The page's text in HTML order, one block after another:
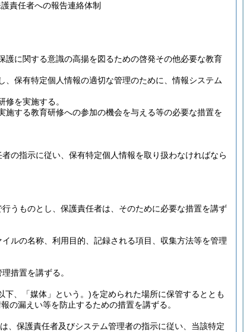
責任者への報告連絡体制
に関する意識の高揚を図るための啓発その他必要な教育
保有特定個人情報の適切な管理のために、情報システム
を実施する。
する教育研修への参加の機会を与える等の必要な措置を
の指示に従い、保有特定個人情報を取り扱わなければなら
うものとし、保護責任者は、そのために必要な措置を講ず
ルの名称、利用目的、記録される項目、収集方法等を管理
措置を講ずる。
下、「媒体」という。)を定められた場所に保管するととも
の漏えい等を防止するための措置を講ずる。
、保護責任者及びシステム管理者の指示に従い、当該特定